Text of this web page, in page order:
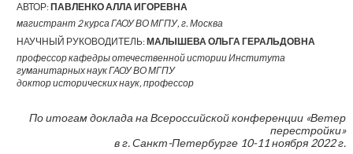
АВТОР:ПАВЛЕНКО АЛЛА ИГОРЕВНА
магистрант 2 курса ГАОУ ВО МГПУ, г. Москва
НАУЧНЫЙ РУКОВОДИТЕЛЬ:МАЛЫШЕВА ОЛЬГА ГЕРАЛЬДОВНА
профессор кафедры отечественной истории Института
гуманитарных наук ГАОУ ВО МГПУ
доктор исторических наук, профессор
По итогам доклада на Всероссийской конференции «Ветер
перестройки»
в г. Санкт-Петербурге 10-11 ноября 2022 г.